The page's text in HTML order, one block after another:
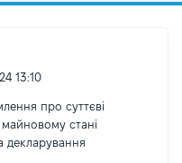
13:10
про суттєві
майновому стані
декларування